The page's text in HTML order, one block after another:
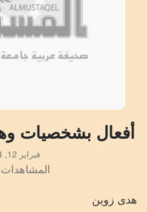
أفعال بشخصيات
فبراير 12, 2024
المشاهدات :
هدى زوين